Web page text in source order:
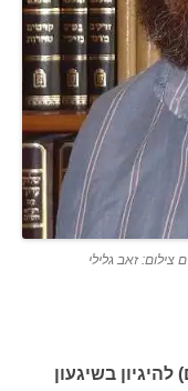
זאב גלילי
בשיגעון